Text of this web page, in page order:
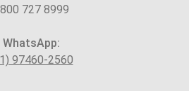
727 8999
WhatsApp:
97460-2560